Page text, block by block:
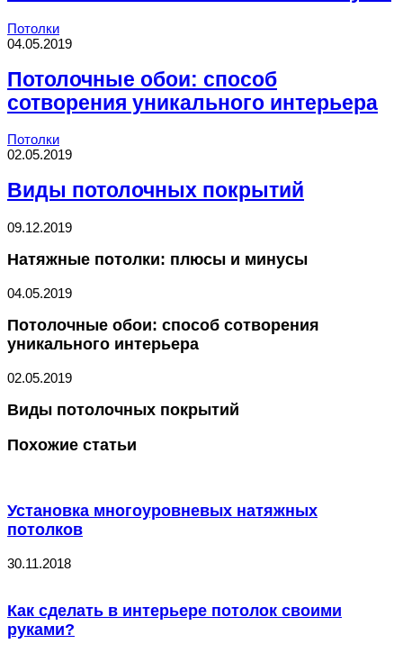
Потолки
04.05.2019
Потолочные обои: способ
сотворения уникального интерьера
Потолки
02.05.2019
Виды потолочных покрытий
09.12.2019
Натяжные потолки: плюсы и минусы
04.05.2019
Потолочные обои: способ сотворения
уникального интерьера
02.05.2019
Виды потолочных покрытий
Похожие статьи
Установка многоуровневых натяжных
потолков
30.11.2018
Как сделать в интерьере потолок своими
руками?